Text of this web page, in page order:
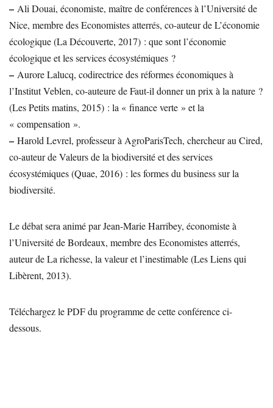
– Ali Douai, économiste, maître de conférences à l’Université de
Nice, membre des Economistes atterrés, co-auteur de L’économie
écologique (La Découverte, 2017) : que sont l’économie
écologique et les services écosystémiques ?
– Aurore Lalucq, codirectrice des réformes économiques à
l’Institut Veblen, co-auteure de Faut-il donner un prix à la nature ?
(Les Petits matins, 2015) : la « finance verte » et la
« compensation ».
– Harold Levrel, professeur à AgroParisTech, chercheur au Cired,
co-auteur de Valeurs de la biodiversité et des services
écosystémiques (Quae, 2016) : les formes du business sur la
biodiversité.
Le débat sera animé par Jean-Marie Harribey, économiste à
l’Université de Bordeaux, membre des Economistes atterrés,
auteur de La richesse, la valeur et l’inestimable (Les Liens qui
Libèrent, 2013).
Téléchargez le PDF du programme de cette conférence ci-
dessous.